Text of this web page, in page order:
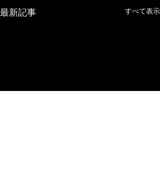
最新記事 すべて表示